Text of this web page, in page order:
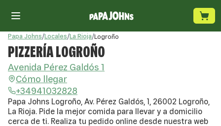
Papa Johns/Locales/La Rioja/Logroño
PIZZERÍA LOGROÑO
Avenida Pérez Galdós 1
Cómo llegar
+34941032828
Papa Johns Logroño, Av. Pérez Galdós, 1, 26002 Logroño,
La Rioja. Pide la mejor comida para llevar y a domicilio
cerca de ti. Realiza tu pedido online desde nuestra web